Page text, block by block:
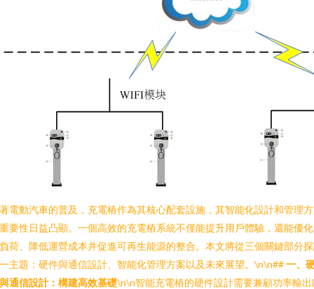
電動汽車的普及，充電樁作為其核心配套設施，其智能化設計和管理
要性日益凸顯。一個高效的充電樁系統不僅能提升用戶體驗，還能優
荷、降低運營成本并促進可再生能源的整合。本文將從三個關鍵部分
主題：硬件與通信設計、智能化管理方案以及未來展望。\n\n##一、
通信設計：構建高效基礎\n\n智能充電樁的硬件設計需要兼顧功率輸出